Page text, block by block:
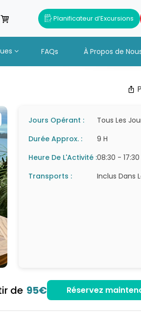
Planificateur d’Excursions
FAQs À Propos de
Jours Opérant :
Tous Les
Durée Approx. :
9 H
Heure De L'Activité :08:30 - 17:30
Transports :
Inclus Dans
de 95€ Réservez